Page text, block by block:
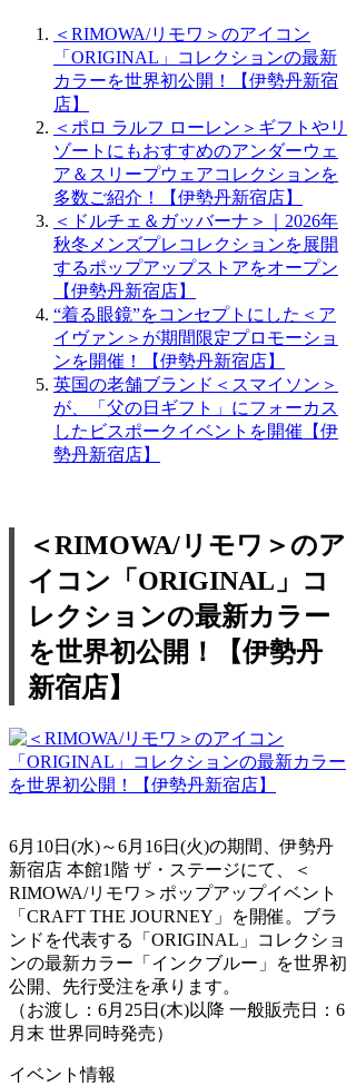
＜RIMOWA/リモワ＞のアイコン
「ORIGINAL」コレクションの最新
カラーを世界初公開！【伊勢丹新宿
店】
＜ポロ ラルフ ローレン＞ギフトやリ
ゾートにもおすすめのアンダーウェ
ア＆スリープウェアコレクションを
多数ご紹介！【伊勢丹新宿店】
＜ドルチェ＆ガッバーナ＞｜2026年
秋冬メンズプレコレクションを展開
するポップアップストアをオープン
【伊勢丹新宿店】
“着る眼鏡”をコンセプトにした＜ア
イヴァン＞が期間限定プロモーショ
ンを開催！【伊勢丹新宿店】
英国の老舗ブランド＜スマイソン＞
が、「父の日ギフト」にフォーカス
したビスポークイベントを開催【伊
勢丹新宿店】
＜RIMOWA/リモワ＞のア
イコン「ORIGINAL」コ
レクションの最新カラー
を世界初公開！【伊勢丹
新宿店】
6月10日(水)～6月16日(火)の期間、伊勢丹
新宿店 本館1階 ザ・ステージにて、＜
RIMOWA/リモワ＞ポップアップイベント
「CRAFT THE JOURNEY」を開催。ブラ
ンドを代表する「ORIGINAL」コレクショ
ンの最新カラー「インクブルー」を世界初
公開、先行受注を承ります。
（お渡し：6月25日(木)以降 一般販売日：6
月末 世界同時発売）
イベント情報